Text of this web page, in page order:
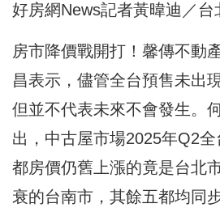
好房網News記者黃暐迪／台
房市降價戰開打！馨傳不動
昌表示，儘管全台預售未出
但並不代表未來不會發生。
出，中古屋市場2025年Q2
都房價仍舊上漲的竟是台北
衰的台南市，其餘五都均同